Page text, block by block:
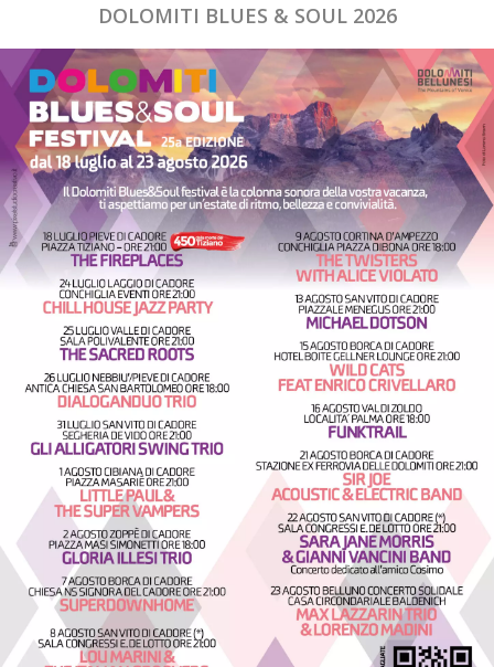
DOLOMITI BLUES & SOUL 2026